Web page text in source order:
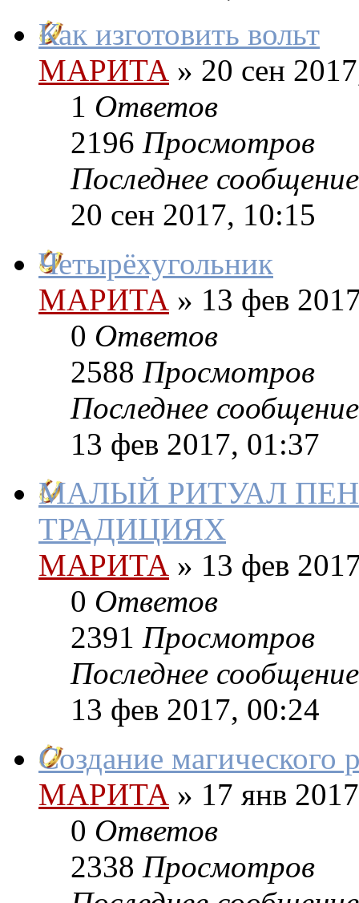
Как изготовить вольт
МАРИТА » 20 сен
1 Ответов
2196 Просмотров
Последнее сообщение
20 сен 2017, 10:15
Четырёхугольник
МАРИТА » 13 фев
0 Ответов
2588 Просмотров
Последнее сообщение
13 фев 2017, 01:37
МАЛЫЙ РИТУАЛ
ТРАДИЦИЯХ
МАРИТА » 13 фев
0 Ответов
2391 Просмотров
Последнее сообщение
13 фев 2017, 00:24
Создание магического
МАРИТА » 17 янв
0 Ответов
2338 Просмотров